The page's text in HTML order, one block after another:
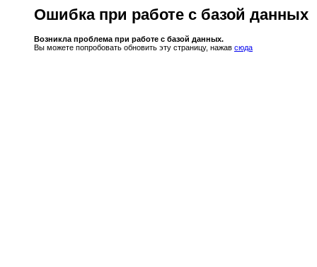
Ошибка при работе с базой данных
Возникла проблема при работе с базой данных.
Вы можете попробовать обновить эту страницу, нажав сюда